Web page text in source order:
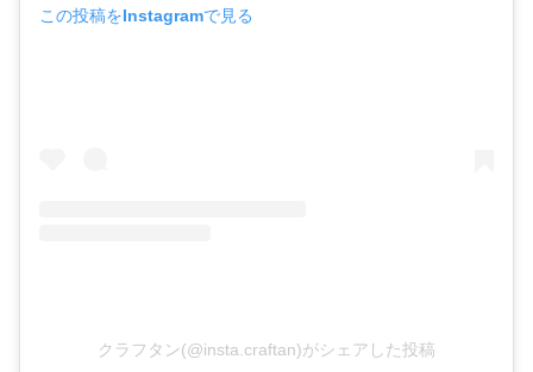
この投稿をInstagramで見る
クラフタン(@insta.craftan)がシェアした投稿